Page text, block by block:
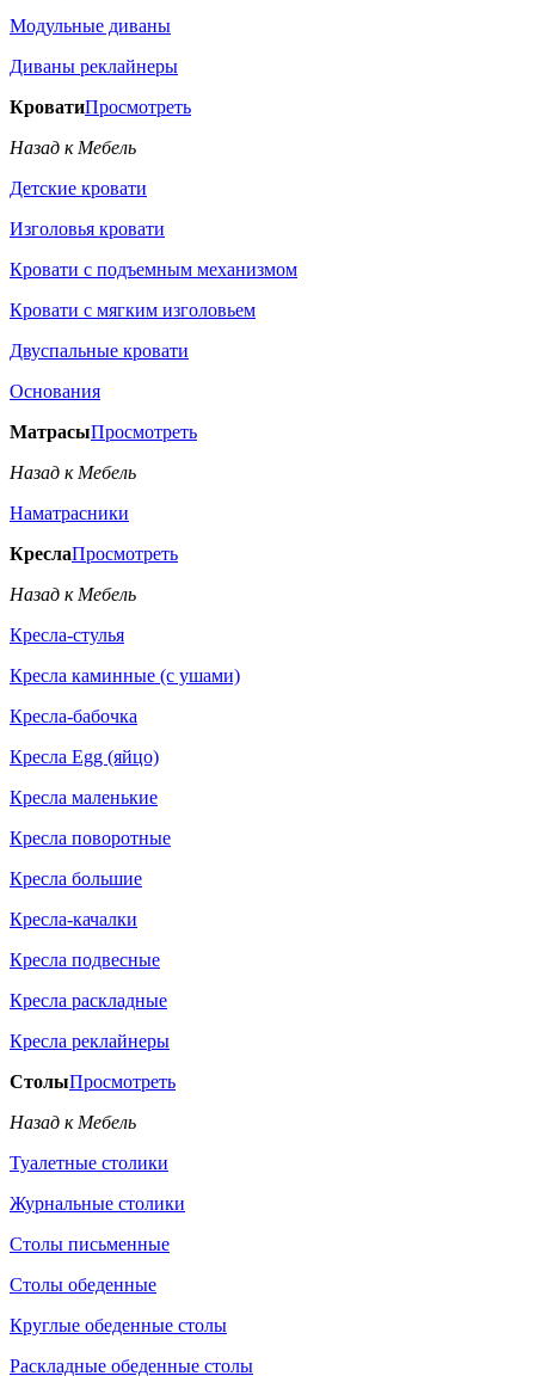
Модульные диваны
Диваны реклайнеры
КроватиПросмотреть
Назад к Мебель
Детские кровати
Изголовья кровати
Кровати с подъемным механизмом
Кровати с мягким изголовьем
Двуспальные кровати
Основания
МатрасыПросмотреть
Назад к Мебель
Наматрасники
КреслаПросмотреть
Назад к Мебель
Кресла-стулья
Кресла каминные (с ушами)
Кресла-бабочка
Кресла Egg (яйцо)
Кресла маленькие
Кресла поворотные
Кресла большие
Кресла-качалки
Кресла подвесные
Кресла раскладные
Кресла реклайнеры
СтолыПросмотреть
Назад к Мебель
Туалетные столики
Журнальные столики
Столы письменные
Столы обеденные
Круглые обеденные столы
Раскладные обеденные столы